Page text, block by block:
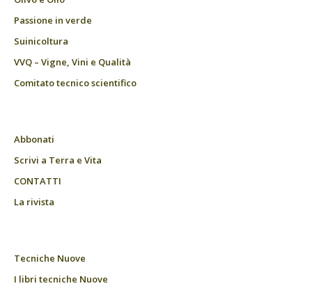
Passione in verde
Suinicoltura
VVQ – Vigne, Vini e Qualità
Comitato tecnico scientifico
Abbonati
Scrivi a Terra e Vita
CONTATTI
La rivista
Tecniche Nuove
I libri tecniche Nuove